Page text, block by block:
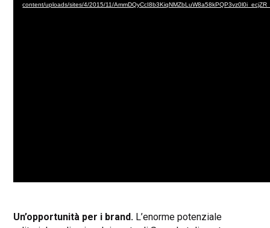
content/uploads/sites/4/2015/11/
Un’opportunità per i brand. L’enorme potenziale